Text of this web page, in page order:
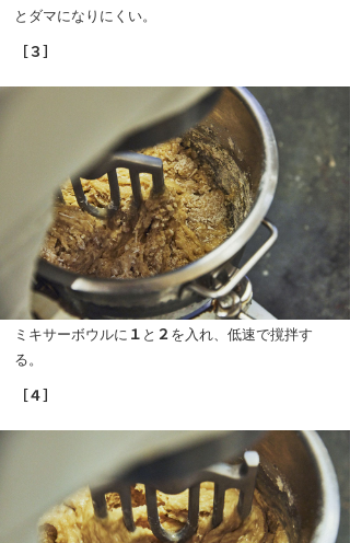
とダマになりにくい。
［３］
ミキサーボウルに １ と ２を入れ、低速で撹拌す
る。
［４］